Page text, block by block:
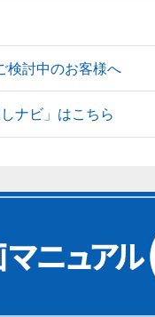
検討中のお客様へ
ナビ」はこちら